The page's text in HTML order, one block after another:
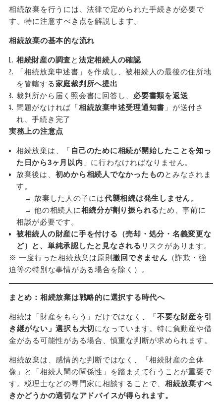
相続放棄を行うには、法律で定められた手続きが必要で
す。特に注意すべき点を解説します。
相続放棄の基本的な流れ
相続財産の調査と 法定相続人の確認
「相続放棄申述書」を作成し、被相続人の最後の住所地
を管轄する家庭裁判所へ提出
裁判所から届く照会書に回答し、 必要書類を返送
問題がなければ「相続放棄申述受理通知書 」が送付さ
れ、手続き完了
実務上の注意点
相続放棄は、「 自己のために相続が開始したことを知っ
た日から3ヶ月以内 」に行わなければなりません。
放棄後は、 初めから相続人でなかったものとみなされま
す。
→ 放棄した人の子には代襲相続は発生しません。
→ 他の相続人に相続分が割り振られるため、事前に
相談が必要です。
被相続人の財産に手を付ける（売却・処分・名義変更な
ど）と、単純承認したと見なされる リスクがあります。
※ 一度行った相続放棄は原則撤回できません （詐欺・強
迫等の特別な事情がある場合を除く）。
まとめ：相続放棄は戦略的に選択する時代へ
相続は「財産をもらう」だけではなく、
「不要な財産を引
き継がない」選択も大切になっています。特に負動産や借
金がある可能性がある場合、慎重な判断が求められます。
相続放棄は、感情的な判断ではなく、「相続財産の全体
像」と「相続人間の関係性」を踏まえて行うことが重要で
す。税理士などの専門家に相談することで、 相続放棄すべ
きかどうかの適切なアドバイスが得られます。